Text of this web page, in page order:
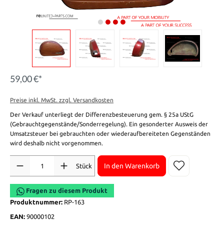
59,00 €*
Preise inkl. MwSt. zzgl. Versandkosten
Der Verkauf unterliegt der Differenzbesteuerung gem. § 25a UStG
(Gebrauchtgegenstände/Sonderregelung). Ein gesonderter Ausweis der
Umsatzsteuer bei gebrauchten oder wiederaufbereiteten Gegenständen
wird deshalb nicht vorgenommen.
Stück
In den Warenkorb
Fragen zu diesem Produkt
Produktnummer: RP-163
EAN: 90000102